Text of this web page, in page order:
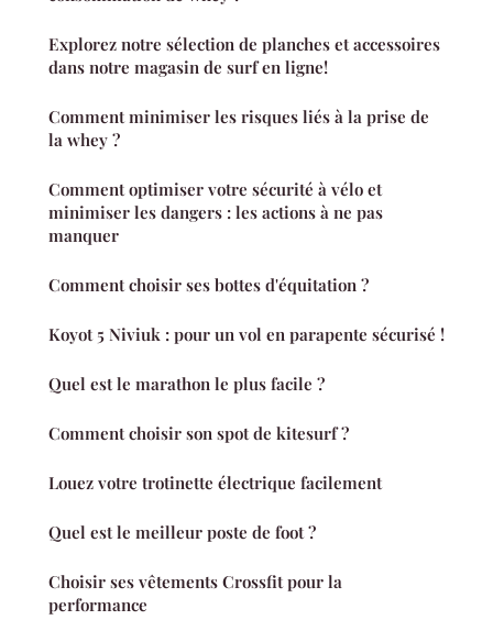
Explorez notre sélection de planches et accessoires
dans notre magasin de surf en ligne!
Comment minimiser les risques liés à la prise de
la whey ?
Comment optimiser votre sécurité à vélo et
minimiser les dangers : les actions à ne pas
manquer
Comment choisir ses bottes d'équitation ?
Koyot 5 Niviuk : pour un vol en parapente sécurisé !
Quel est le marathon le plus facile ?
Comment choisir son spot de kitesurf ?
Louez votre trotinette électrique facilement
Quel est le meilleur poste de foot ?
Choisir ses vêtements Crossfit pour la
performance